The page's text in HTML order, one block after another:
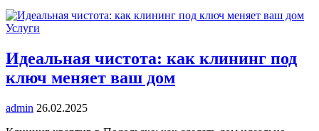
Услуги
Идеальная чистота: как клининг под
ключ меняет ваш дом
admin 26.02.2025